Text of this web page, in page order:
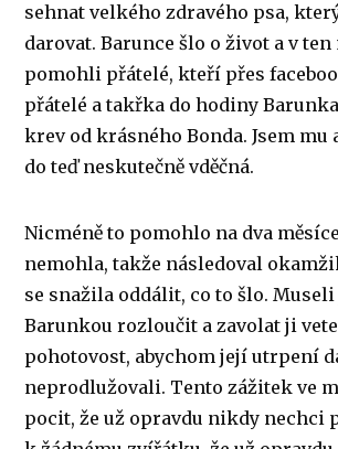
sehnat velkého zdravého psa,
darovat. Barunce šlo o život a v
pomohli přátelé, kteří přes
přátelé a takřka do hodiny
krev od krásného Bonda. Jsem mu
do teď neskutečně vděčná.
Nicméně to pomohlo na dva
nemohla, takže následoval
se snažila oddálit, co to šlo. Museli
Barunkou rozloučit a zavolat ji
pohotovost, abychom její utrpení
neprodlužovali. Tento zážitek ve
pocit, že už opravdu nikdy nechci